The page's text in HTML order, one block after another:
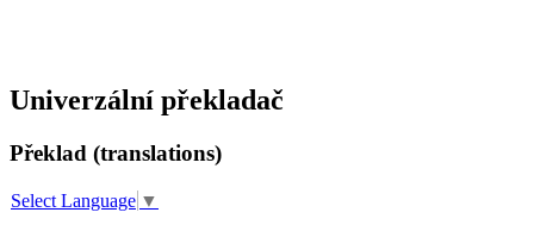
Univerzální překladač
Překlad (translations)
Select Language ▼